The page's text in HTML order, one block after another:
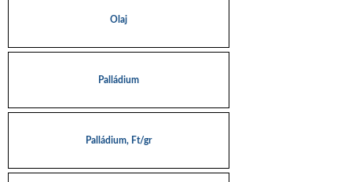
Olaj
Palládium
Palládium, Ft/gr